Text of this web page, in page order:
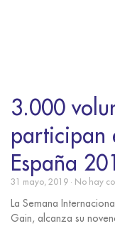
3.000
participan
España
31 mayo, 2019 No hay
La Semana
Gain, alcanza su